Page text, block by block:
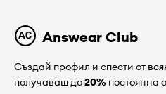
Answear Club
Създай профил и спести от
получаваш до20% постоянна